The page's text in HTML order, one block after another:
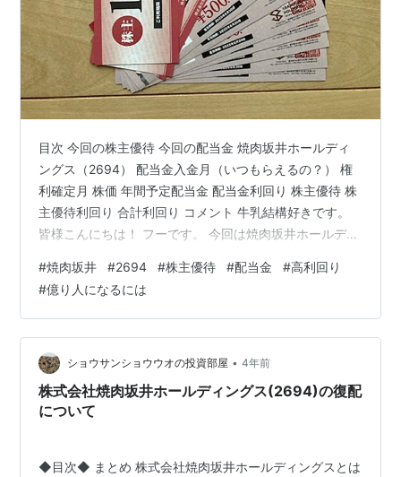
目次 今回の株主優待 今回の配当金 焼肉坂井ホールディ
ングス（2694） 配当金入金月（いつもらえるの？） 権
利確定月 株価 年間予定配当金 配当金利回り 株主優待 株
主優待利回り 合計利回り コメント 牛乳結構好きです。
皆様こんにちは！ フーです。 今回は焼肉坂井ホールディ
坂井ホールディングスからの株主優待は「優待券
（3,500円相当）+割引券（15％××3枚）」になります。
今回の配当金 今回の配当金は0.5円×2,000株＝1,000
円。 私は現在特定口座で保有をしております。 税引き後
の入金金額は797円となりました。 焼肉坂井ホ…
#焼肉坂井 #2694 #株主優待 #配当金 #高利回り
#億り人になるには
ショウサンショウウオの投資部屋 • 4年前
株式会社焼肉坂井ホールディングス(2694)の復配
について
◆目次◆ まとめ 株式会社焼肉坂井ホールディングスとは